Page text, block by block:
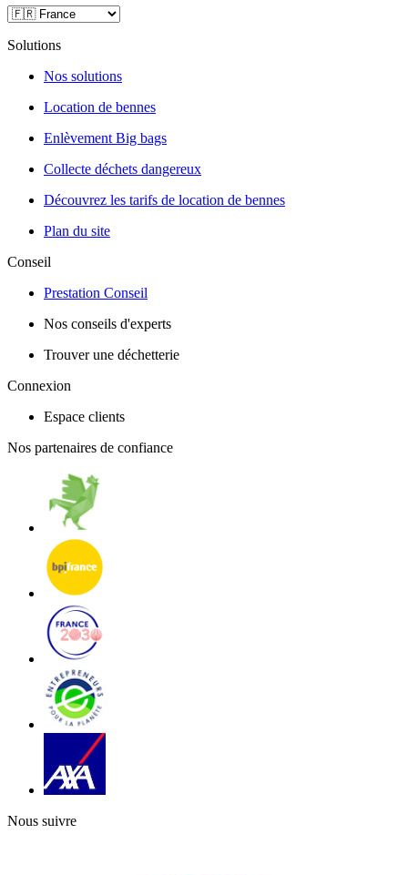
Solutions
Nos solutions
Location de bennes
Enlèvement Big bags
Collecte déchets dangereux
Découvrez les tarifs de location de bennes
Plan du site
Conseil
Prestation Conseil
Nos conseils d'experts
Trouver une déchetterie
Connexion
Espace clients
Nos partenaires de confiance
Nous suivre